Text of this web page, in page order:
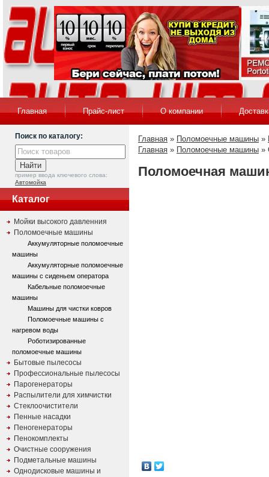
Главная Прайс-лист О компании
Поиск по каталогу:
пример ввода ключевого слова:
Автомойка
Каталог
Мойки высокого давленния
Поломоечные машины
Аккумуляторные поломоечные
машины
Аккумуляторные поломоечные
машины с сиденьем оператора
Кабельные поломоечные
машины
Машины для чистки ковров
Поломоечные машины с
нагревом воды
Роботизированные
поломоечные машины
Бытовые пылесосы
Профессиональные пылесосы
Парогенераторы
Распылители для химчистки
Стеклоочистители
Пенные насадки
Пеногенераторы
Пенокомплекты
Очистные сооружения
Подметальные машины
Однодисковые машины и
Главная » Поломоечные машины »
Главная » Поломоечные машины »
Поломоечная